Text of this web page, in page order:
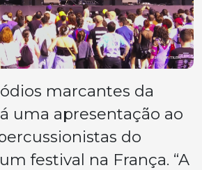
marcantes da
uma apresentação ao
do
festival na França. “A